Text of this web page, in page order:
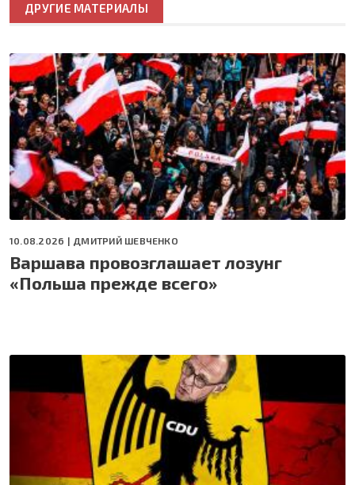
ДРУГИЕ МАТЕРИАЛЫ
10.08.2026 | ДМИТРИЙ ШЕВЧЕНКО
Варшава провозглашает лозунг
«Польша прежде всего»